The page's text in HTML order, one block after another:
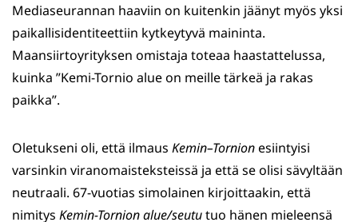
Mediaseurannan haaviin on kuitenkin jäänyt myös yksi
paikallisidentiteettiin kytkeytyvä maininta.
Maansiirtoyrityksen omistaja toteaa haastattelussa,
kuinka ”Kemi-Tornio alue on meille tärkeä ja rakas
paikka”.
Oletukseni oli, että ilmaus Kemin–Tornionesiintyisi
varsinkin viranomaisteksteissä ja että se olisi sävyltään
neutraali. 67-vuotias simolainen kirjoittaakin, että
nimitys Kemin-Tornion alue/seututuo hänen mieleensä